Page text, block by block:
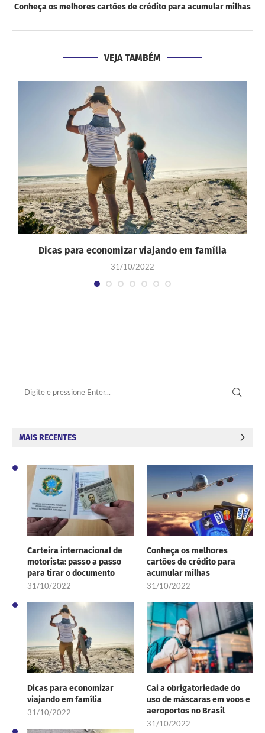
Conheça os melhores cartões de crédito para acumular milhas
VEJA TAMBÉM
Dicas para economizar viajando em família
31/10/2022
MAIS RECENTES
Carteira internacional de
motorista: passo a passo
para tirar o documento
31/10/2022
Conheça os melhores
cartões de crédito para
acumular milhas
31/10/2022
Dicas para economizar
viajando em família
31/10/2022
Cai a obrigatoriedade do
uso de máscaras em voos e
aeroportos no Brasil
31/10/2022